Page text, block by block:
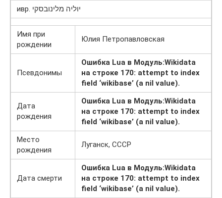
Имя при
рождении
Юлия Петропавловская
Псевдонимы
Ошибка Lua в Модуль:Wikidata
на строке 170: attempt to index
field ‘wikibase’ (a nil value).
Дата
рождения
Ошибка Lua в Модуль:Wikidata
на строке 170: attempt to index
field ‘wikibase’ (a nil value).
Место
рождения
Луганск, СССР
Дата смерти
Ошибка Lua в Модуль:Wikidata
на строке 170: attempt to index
field ‘wikibase’ (a nil value).